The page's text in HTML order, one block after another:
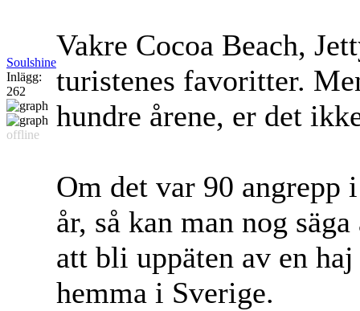
Soulshine
Inlägg:
262
offline
Vakre Cocoa Beach,
turistenes favoritter.
hundre årene, er det
Om det var 90 angrepp
år, så kan man nog
att bli uppäten av en
hemma i Sverige.